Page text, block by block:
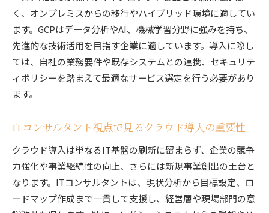
用
クラウド戦略に必要な柔軟性とITコンサルタン
変化が激しい時代のクラウド戦略成功要因
自社DXを加速させるクラウド選定手順
クラウド戦略で自社DXを加速させる選定手順
ITコンサルタント視点で選ぶクラウドサービス
の違い
クラウド選定で重視すべきITコンサルタントの
観点
く、オンプレミスからの移行やハイブリッド環境に適してい
ます。GCPはデータ分析やAI、機械学習分野に強みを持ち、
先進的な技術活用を目指す企業に適しています。導入に際し
ては、自社の業務要件や既存システムとの連携、セキュリテ
ィポリシーを踏まえて最適なサービス選定を行う必要があり
ます。
ITコンサルタント視点で見るクラウド導入の重要性
クラウド導入は単なるIT基盤の刷新に留まらず、企業の競争
力強化や事業継続性の向上、さらには新規事業創出の土台と
なります。ITコンサルタントは、現状分析から目標設定、ロ
ードマップ作成まで一貫して支援し、経営層や現場部門の意